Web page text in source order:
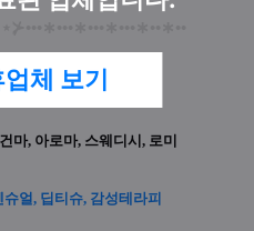
체 보기
건마, 아로마, 스웨디시, 로미
얼, 딥티슈, 감성테라피